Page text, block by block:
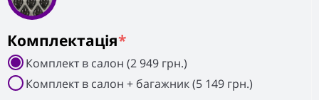
Комплектація*
Комплект в салон (2 949 грн.)
Комплект в салон + багажник (5 149 грн.)